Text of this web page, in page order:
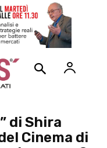
di Shira
Cinema di